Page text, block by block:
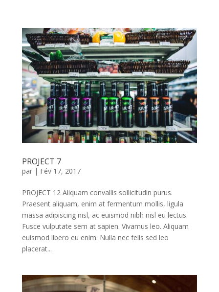
PROJECT 7
par | Fév 17, 2017
PROJECT 12 Aliquam convallis sollicitudin purus.
Praesent aliquam, enim at fermentum mollis, ligula
massa adipiscing nisl, ac euismod nibh nisl eu lectus.
Fusce vulputate sem at sapien. Vivamus leo. Aliquam
euismod libero eu enim. Nulla nec felis sed leo
placerat...